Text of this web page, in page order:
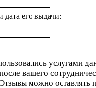
дата его выдачи:
услугами
вашего
можно оставлять